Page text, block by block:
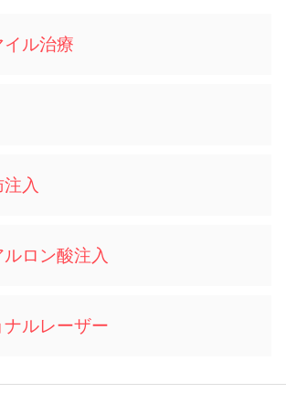
イル治療
入
ロン酸注入
ナルレーザー